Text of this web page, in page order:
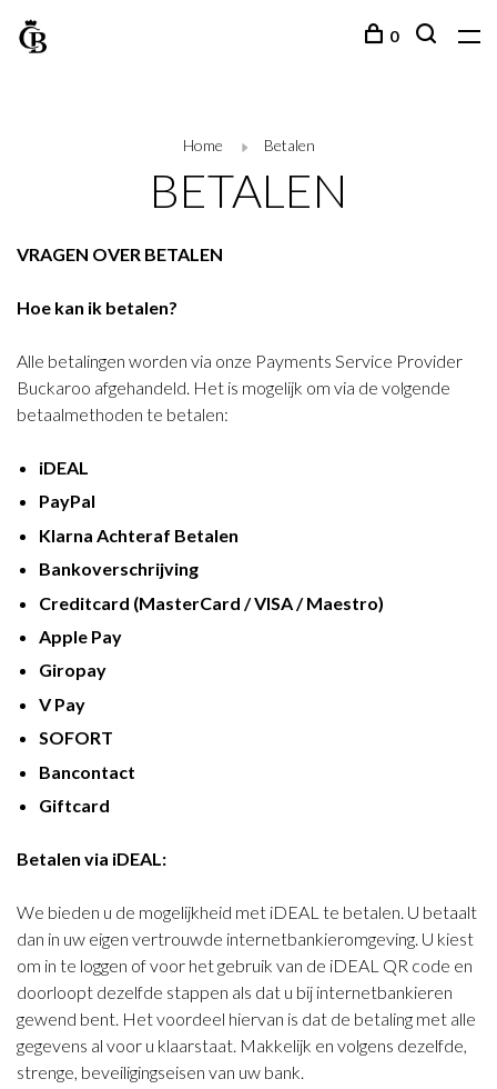
0
Home Betalen
BETALEN
VRAGEN OVER BETALEN
Hoe kan ik betalen?
Alle betalingen worden via onze Payments Service Provider
Buckaroo afgehandeld. Het is mogelijk om via de volgende
betaalmethoden te betalen:
iDEAL
PayPal
Klarna Achteraf Betalen
Bankoverschrijving
Creditcard (MasterCard / VISA / Maestro)
Apple Pay
Giropay
V Pay
SOFORT
Bancontact
Giftcard
Betalen via iDEAL:
We bieden u de mogelijkheid met iDEAL te betalen. U betaalt
dan in uw eigen vertrouwde internetbankieromgeving. U kiest
om in te loggen of voor het gebruik van de iDEAL QR code en
doorloopt dezelfde stappen als dat u bij internetbankieren
gewend bent. Het voordeel hiervan is dat de betaling met alle
gegevens al voor u klaarstaat. Makkelijk en volgens dezelfde,
strenge, beveiligingseisen van uw bank.